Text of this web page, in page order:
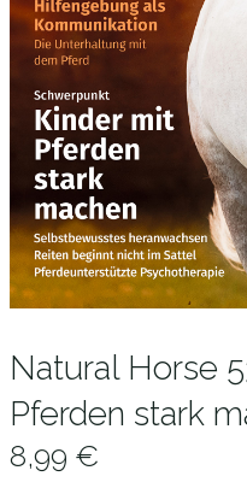
Natural Horse
Pferden stark
8,99 €